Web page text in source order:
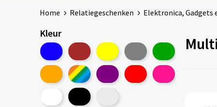
Home Relatiegeschenken Elektronica, Gadgets
Kleur